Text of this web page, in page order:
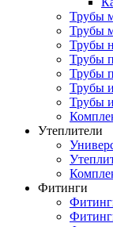
Трубы
Трубы
Трубы
Трубы
Трубы
Трубы
Трубы
Утеплители
Фитинги